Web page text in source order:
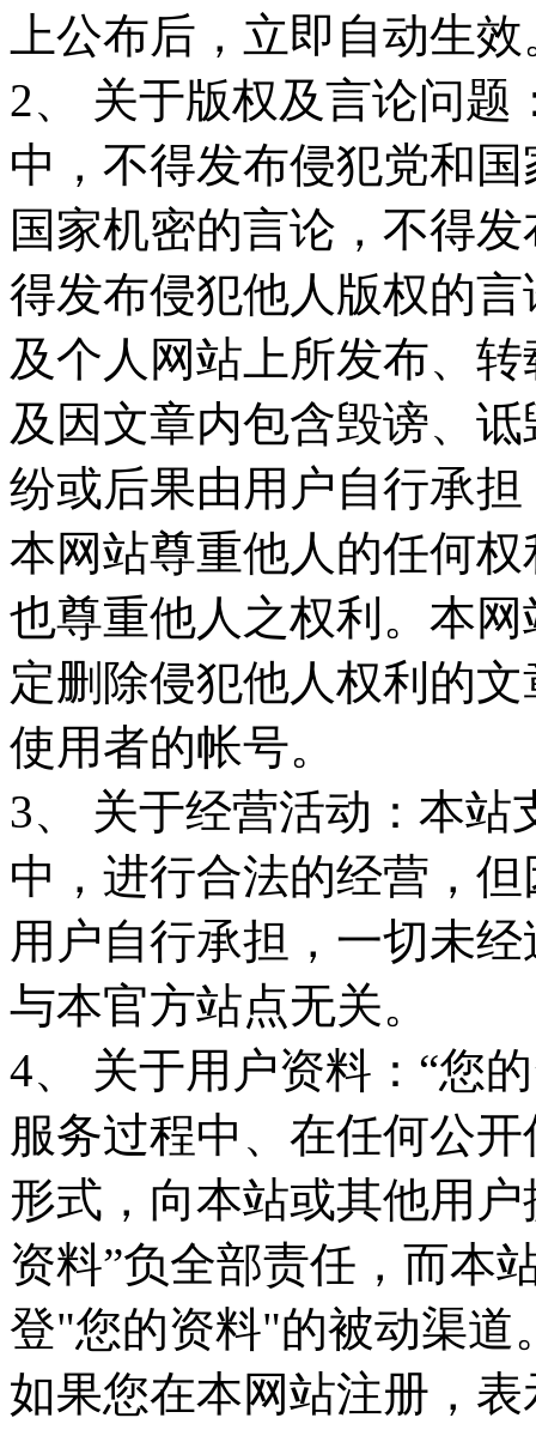
上公布后，立即自动生效
2、 关于版权及言论问题
中，不得发布侵犯党和
国家机密的言论，不得
得发布侵犯他人版权的
及个人网站上所发布、
及因文章内包含毁谤、
纷或后果由用户自行承
本网站尊重他人的任何
也尊重他人之权利。本
定删除侵犯他人权利的
使用者的帐号。
3、 关于经营活动：本
中，进行合法的经营，
用户自行承担，一切未
与本官方站点无关。
4、 关于用户资料：“您
服务过程中、在任何公
形式，向本站或其他用
资料”负全部责任，而本
登"您的资料"的被动渠道
如果您在本网站注册，